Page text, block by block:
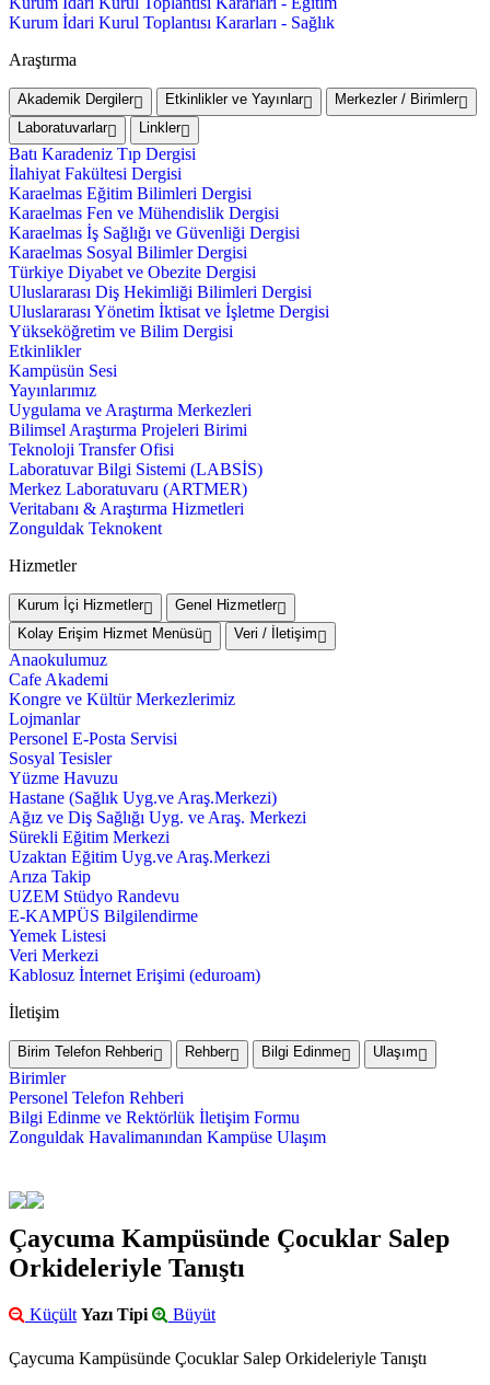
Kurum İdari Kurul Toplantısı Kararları - Sağlık
Araştırma
Akademik Dergiler Etkinlikler ve Yayınlar
Merkezler / Birimler
Laboratuvarlar
Linkler
Batı Karadeniz Tıp Dergisi
İlahiyat Fakültesi Dergisi
Karaelmas Eğitim Bilimleri Dergisi
Karaelmas Fen ve Mühendislik Dergisi
Karaelmas İş Sağlığı ve Güvenliği Dergisi
Karaelmas Sosyal Bilimler Dergisi
Türkiye Diyabet ve Obezite Dergisi
Uluslararası Diş Hekimliği Bilimleri Dergisi
Uluslararası Yönetim İktisat ve İşletme Dergisi
Yükseköğretim ve Bilim Dergisi
Etkinlikler
Kampüsün Sesi
Yayınlarımız
Uygulama ve Araştırma Merkezleri
Bilimsel Araştırma Projeleri Birimi
Teknoloji Transfer Ofisi
Laboratuvar Bilgi Sistemi (LABSİS)
Merkez Laboratuvaru (ARTMER)
Veritabanı & Araştırma Hizmetleri
Zonguldak Teknokent
Hizmetler
Kurum İçi Hizmetler
Genel Hizmetler
Kolay Erişim Hizmet Menüsü
Veri / İletişim
Anaokulumuz
Cafe Akademi
Kongre ve Kültür Merkezlerimiz
Lojmanlar
Personel E-Posta Servisi
Sosyal Tesisler
Yüzme Havuzu
Hastane (Sağlık Uyg.ve Araş.Merkezi)
Ağız ve Diş Sağlığı Uyg. ve Araş. Merkezi
Sürekli Eğitim Merkezi
Uzaktan Eğitim Uyg.ve Araş.Merkezi
Arıza Takip
UZEM Stüdyo Randevu
E-KAMPÜS Bilgilendirme
Yemek Listesi
Veri Merkezi
Kablosuz İnternet Erişimi (eduroam)
İletişim
Birim Telefon Rehberi Rehber Bilgi Edinme Ulaşım
Birimler
Personel Telefon Rehberi
Bilgi Edinme ve Rektörlük İletişim Formu
Zonguldak Havalimanından Kampüse Ulaşım
Çaycuma Kampüsünde Çocuklar Salep
Orkideleriyle Tanıştı
Küçült Yazı Tipi Büyüt
Çaycuma Kampüsünde Çocuklar Salep Orkideleriyle Tanıştı